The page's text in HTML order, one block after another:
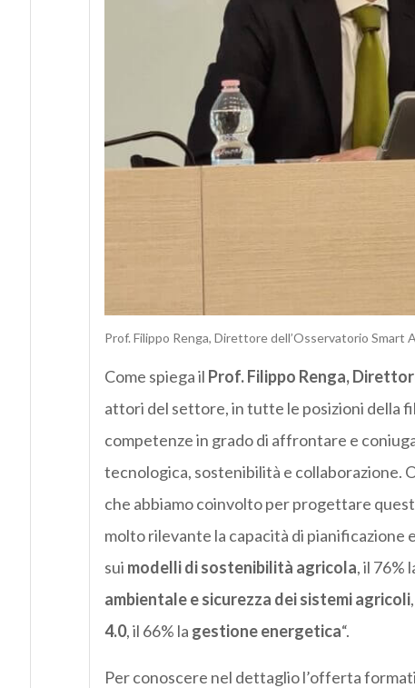
Prof. Filippo Renga, Direttore dell’Osservatorio Smart
Come spiega il Prof. Filippo Renga,
attori del settore, in tutte le posizioni della
competenze in grado di affrontare e
tecnologica, sostenibilità e collaborazione.
che abbiamo coinvolto per progettare
molto rilevante la capacità di pianificazione e
sui modelli di sostenibilità agricola, il 76%
ambientale e sicurezza dei sistemi agricoli
4.0, il 66% la gestione energetica“.
Per conoscere nel dettaglio l’offerta